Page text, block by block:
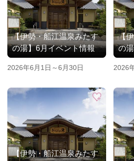
【伊勢・船江温泉みたす
の湯】6月イベント情報
2026年6月1日～6月30日
【
の
2026
【伊勢・船江温泉みたす